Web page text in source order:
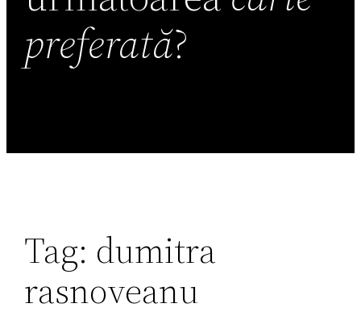
preferată?
Tag: dumitra
rasnoveanu